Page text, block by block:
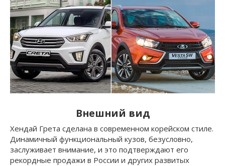
Внешний вид
Хендай Грета сделана в современном корейском стиле.
Динамичный функциональный кузов, безусловно,
заслуживает внимание, и это подтверждают его
рекордные продажи в России и других развитых